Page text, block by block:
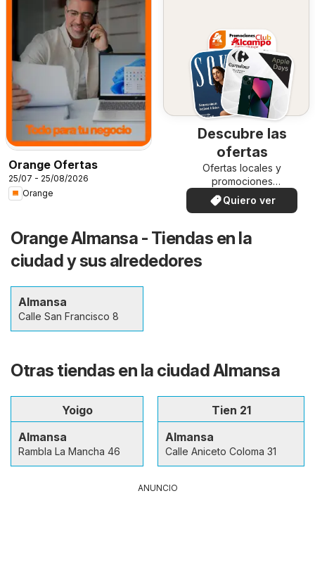
Orange Ofertas
25/07 - 25/08/2026
Orange
Descubre las
ofertas
Ofertas locales y
promociones
especiales.
Quiero ver
Orange Almansa - Tiendas en la
ciudad y sus alrededores
Almansa
Calle San Francisco 8
Otras tiendas en la ciudad Almansa
Yoigo
Almansa
Rambla La Mancha 46
Tien 21
Almansa
Calle Aniceto Coloma 31
ANUNCIO